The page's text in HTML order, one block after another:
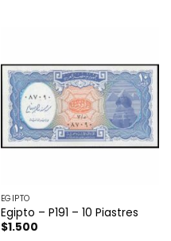
EGIPTO
Egipto – P191 – 10 Piastres
$1.500